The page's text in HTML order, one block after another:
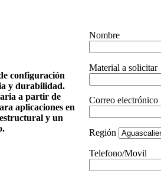
configuración
y durabilidad.
a partir de
aplicaciones en
y un
Nombre
Material a solicitar
Correo electrónico
Región
Telefono/Movil